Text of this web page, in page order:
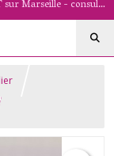
Boutique ésotérique en ligne et CLICK-and-COLLECT sur Marseille - consultation de voyance par mail - livret numérologique (13/PACA)